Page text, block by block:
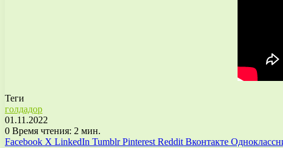
Теги
голдадор
01.11.2022
0 Время чтения: 2 мин.
Facebook X LinkedIn Tumblr Pinterest Reddit Вконтакте